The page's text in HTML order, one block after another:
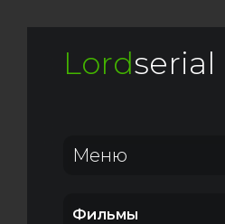
Lordserial
Меню
Фильмы